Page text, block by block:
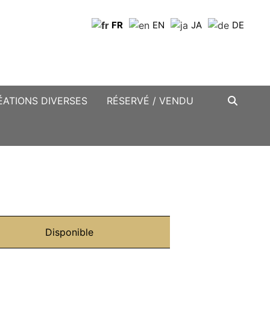
FR EN JA DE
DIVERSES RÉSERVÉ / VENDU
Disponible